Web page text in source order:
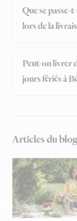
Que se passe-
lors de la
Peut-on livrer
jours fériés à
Articles du